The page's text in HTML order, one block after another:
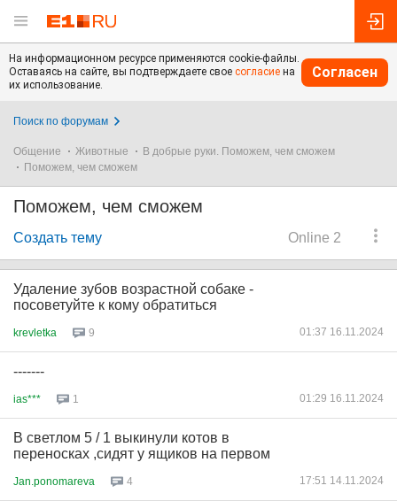
На информационном ресурсе применяются cookie-файлы.
Оставаясь на сайте, вы подтверждаете свое согласие на
их использование.
Согласен
Поиск по форумам
Общение Животные
В добрые руки. Поможем, чем сможем
Поможем, чем сможем
Поможем, чем сможем
Online 2
Создать тему
Удаление зубов возрастной собаке -
посоветуйте к кому обратиться
krevletka 9 01:37 16.11.2024
-------
ias*** 1 01:29 16.11.2024
В светлом 5 / 1 выкинули котов в
переносках ,сидят у ящиков на первом
Jan.ponomareva 4 17:51 14.11.2024